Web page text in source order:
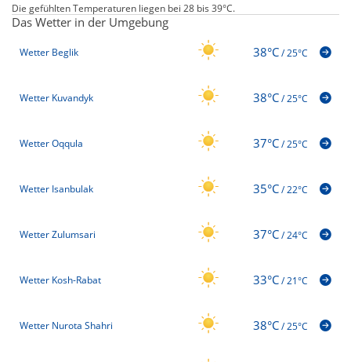
Die gefühlten Temperaturen liegen bei 28 bis 39°C.
Das Wetter in der Umgebung
Wetter Beglik 38°C/25°C
Wetter Kuvandyk 38°C/25°C
Wetter Oqqula 37°C/25°C
Wetter Isanbulak 35°C/22°C
Wetter Zulumsari 37°C/24°C
Wetter Kosh-Rabat 33°C/21°C
Wetter Nurota Shahri 38°C/25°C